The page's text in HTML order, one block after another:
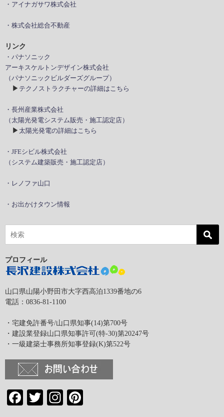
・アイナガサワ株式会社
・株式会社総合不動産
リンク
・パナソニック
アーキスケルトンデザイン株式会社
（パナソニックビルダーズグループ）
▶ テクノストラクチャーの詳細はこちら
・長州産業株式会社
（太陽光発電システム販売・施工認定店）
▶ 太陽光発電の詳細はこちら
・JFEシビル株式会社
（システム建築販売・施工認定店）
・レノファ山口
・お出かけタウン情報
プロフィール
山口県山陽小野田市大字西高泊1339番地の6
電話：0836-81-1100
・宅建免許番号/山口県知事(14)第700号
・建設業登録山口県知事許可(特-30)第20247号
・一級建築士事務所知事登録(K)第522号
FacebookTwitter Instagram